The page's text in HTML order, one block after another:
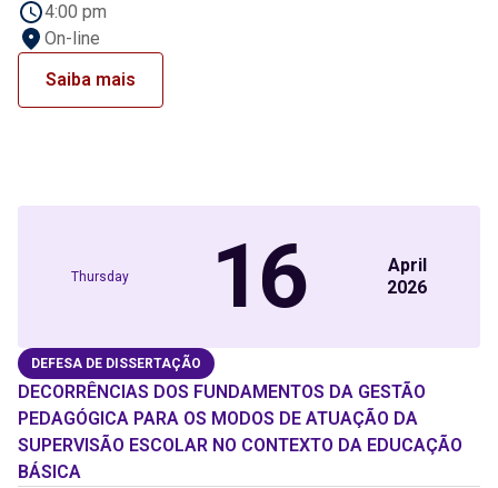
4:00 pm
On-line
Saiba mais
Thursday 16
April
2026
DEFESA DE DISSERTAÇÃO
DECORRÊNCIAS DOS FUNDAMENTOS DA GESTÃO
PEDAGÓGICA PARA OS MODOS DE ATUAÇÃO DA
SUPERVISÃO ESCOLAR NO CONTEXTO DA EDUCAÇÃO
BÁSICA